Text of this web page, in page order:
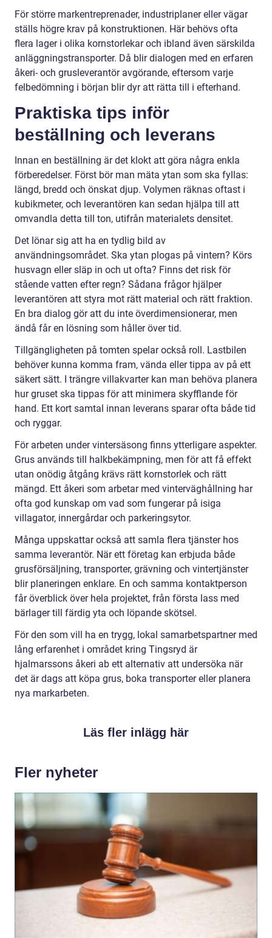
För större markentreprenader, industriplaner eller vägar
ställs högre krav på konstruktionen. Här behövs ofta
flera lager i olika kornstorlekar och ibland även särskilda
anläggningstransporter. Då blir dialogen med en erfaren
åkeri- och grusleverantör avgörande, eftersom varje
felbedömning i början blir dyr att rätta till i efterhand.
Praktiska tips inför
beställning och leverans
Innan en beställning är det klokt att göra några enkla
förberedelser. Först bör man mäta ytan som ska fyllas:
längd, bredd och önskat djup. Volymen räknas oftast i
kubikmeter, och leverantören kan sedan hjälpa till att
omvandla detta till ton, utifrån materialets densitet.
Det lönar sig att ha en tydlig bild av
användningsområdet. Ska ytan plogas på vintern? Körs
husvagn eller släp in och ut ofta? Finns det risk för
stående vatten efter regn? Sådana frågor hjälper
leverantören att styra mot rätt material och rätt fraktion.
En bra dialog gör att du inte överdimensionerar, men
ändå får en lösning som håller över tid.
Tillgängligheten på tomten spelar också roll. Lastbilen
behöver kunna komma fram, vända eller tippa av på ett
säkert sätt. I trängre villakvarter kan man behöva planera
hur gruset ska tippas för att minimera skyfflande för
hand. Ett kort samtal innan leverans sparar ofta både tid
och ryggar.
För arbeten under vintersäsong finns ytterligare aspekter.
Grus används till halkbekämpning, men för att få effekt
utan onödig åtgång krävs rätt kornstorlek och rätt
mängd. Ett åkeri som arbetar med vinterväghållning har
ofta god kunskap om vad som fungerar på isiga
villagator, innergårdar och parkeringsytor.
Många uppskattar också att samla flera tjänster hos
samma leverantör. När ett företag kan erbjuda både
grusförsäljning, transporter, grävning och vintertjänster
blir planeringen enklare. En och samma kontaktperson
får överblick över hela projektet, från första lass med
bärlager till färdig yta och löpande skötsel.
För den som vill ha en trygg, lokal samarbetspartner med
lång erfarenhet i området kring Tingsryd är
hjalmarssons åkeri ab ett alternativ att undersöka när
det är dags att köpa grus, boka transporter eller planera
nya markarbeten.
Läs fler inlägg här
Fler nyheter